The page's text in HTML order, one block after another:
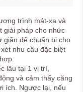
trình mát-xa và
giải pháp cho nhức
giãn để chuẩn bị cho
nhu cầu đặc biệt
lâu tại 1 vị trí,
và cảm thấy căng
ích. Ngược lại, nếu